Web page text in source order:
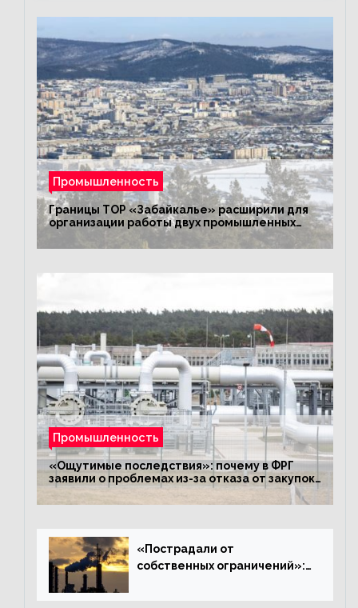
Промышленность
Границы ТОР «Забайкалье» расширили для
организации работы двух промышленных
предприятий
Промышленность
«Ощутимые последствия»: почему в ФРГ
заявили о проблемах из-за отказа от закупок
российского газа
«Пострадали от
собственных ограничений»: